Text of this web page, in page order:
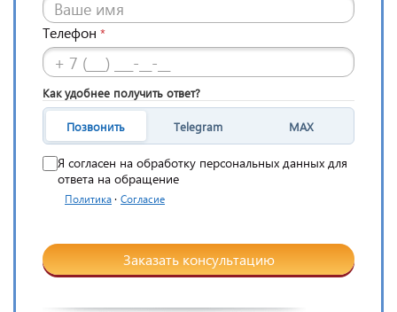
Телефон *
Как удобнее получить ответ?
Позвонить Telegram MAX
Я согласен на обработку персональных данных для
ответа на обращение
Политика · Согласие
Заказать консультацию